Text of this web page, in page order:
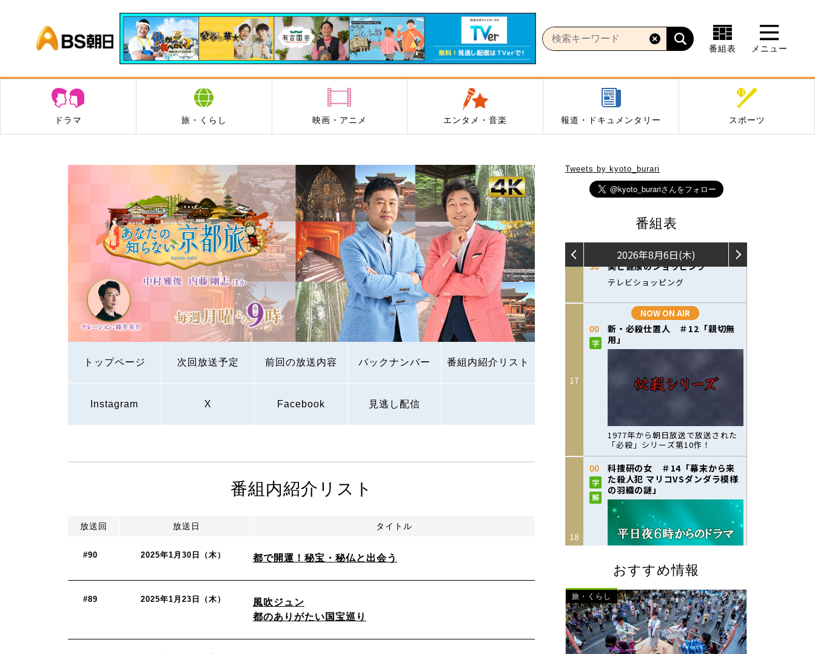
BS朝日
番組表 メニュー
ドラマ 旅・くらし 映画・アニメ エンタメ・音楽 報道・ドキュメンタリー スポーツ
トップページ 次回放送予定 前回の放送内容 バックナンバー 番組内紹介リスト
Instagram X Facebook 見逃し配信
Tweets by kyoto_burari
番組表
おすすめ情報
旅・くらし
番組内紹介リスト
放送回 放送日 タイトル
#90 2025年1月30日（木） 都で開運！秘宝・秘仏と出会う
#89 2025年1月23日（木）
風吹ジュン
都のありがたい国宝巡り